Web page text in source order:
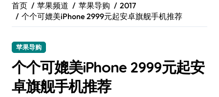
首页 苹果频道 苹果导购
2017
个个可媲美iPhone 2999元起安卓旗舰手机推荐
苹果导购
个个可媲美iPhone 2999元起安
卓旗舰手机推荐